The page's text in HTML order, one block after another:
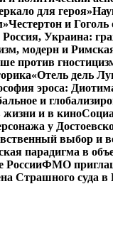
для героя»
Честертон и Гоголь
Россия, Украина:
модерн и
против
«Отель дель
эроса:
и
жизни и в кино
у
выбор и
парадигма в
РоссииФМО
Страшного суда в